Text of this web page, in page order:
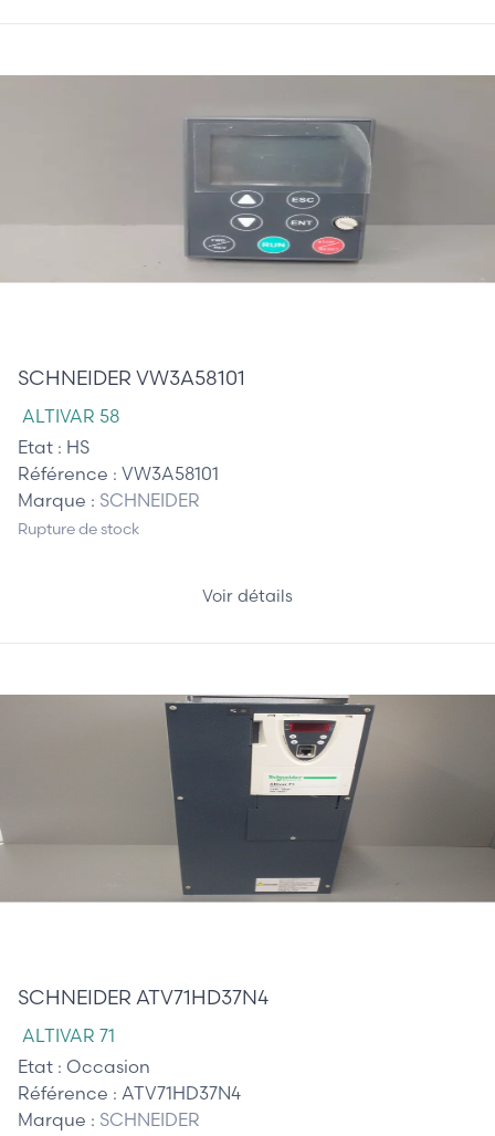
SCHNEIDER VW3A58101
ALTIVAR 58
Etat : HS
Référence : VW3A58101
Marque : SCHNEIDER
Rupture de stock
Voir détails
SCHNEIDER ATV71HD37N4
ALTIVAR 71
Etat : Occasion
Référence : ATV71HD37N4
Marque : SCHNEIDER